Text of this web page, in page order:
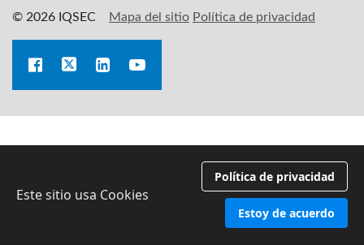
© 2026 IQSEC Mapa del sitio Política de privacidad
Este sitio usa Cookies
Política de privacidad
Estoy de acuerdo